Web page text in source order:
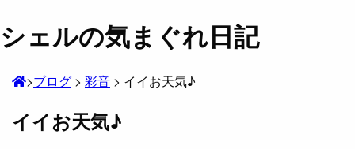
シェルの気まぐれ日記
>ブログ > 彩音 > イイお天気♪
イイお天気♪